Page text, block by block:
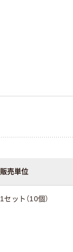
販売単位
1セット（10個）